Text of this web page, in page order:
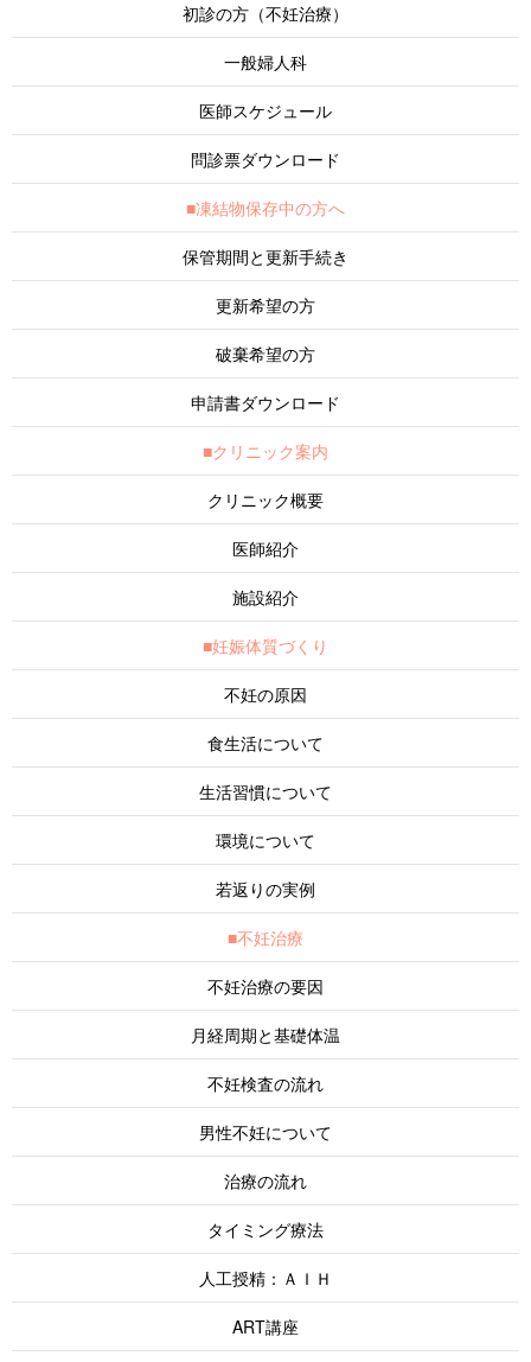
初診の方（不妊治療）
一般婦人科
医師スケジュール
問診票ダウンロード
■凍結物保存中の方へ
保管期間と更新手続き
更新希望の方
破棄希望の方
申請書ダウンロード
■クリニック案内
クリニック概要
医師紹介
施設紹介
■妊娠体質づくり
不妊の原因
食生活について
生活習慣について
環境について
若返りの実例
■不妊治療
不妊治療の要因
月経周期と基礎体温
不妊検査の流れ
男性不妊について
治療の流れ
タイミング療法
人工授精：ＡＩＨ
ART講座